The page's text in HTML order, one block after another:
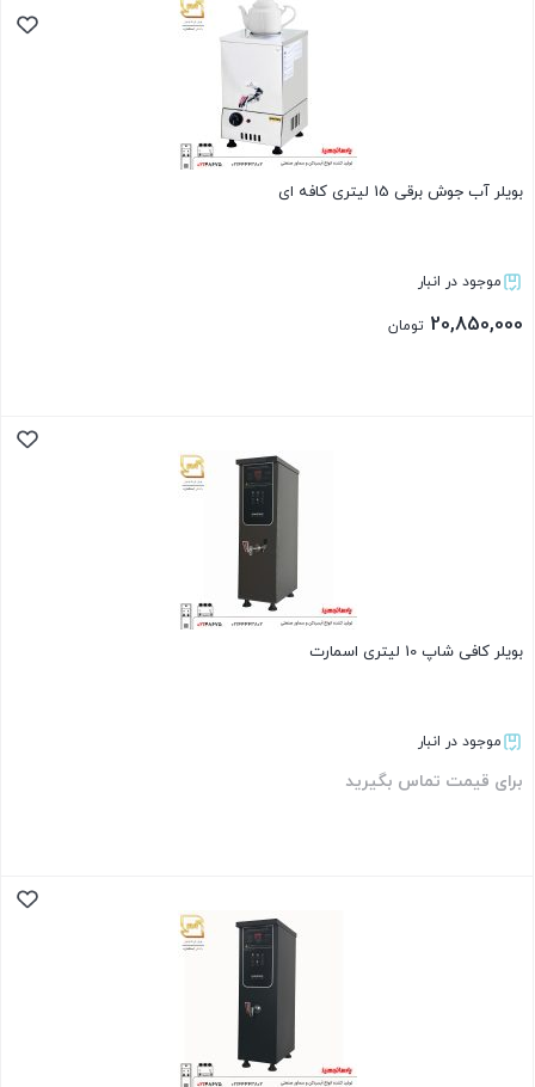
بویلر آب جوش برقی 15 لیتری کافه ای
موجود در انبار
20,850,000 تومان
بویلر کافی شاپ 10 لیتری اسمارت
موجود در انبار
برای قیمت تماس بگیرید